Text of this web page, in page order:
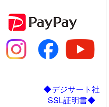
◆デジサート社
SSL証明書◆